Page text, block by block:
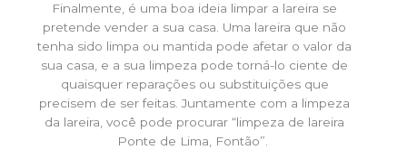
Finalmente, é uma boa ideia limpar a lareira se
pretende vender a sua casa. Uma lareira que não
tenha sido limpa ou mantida pode afetar o valor da
sua casa, e a sua limpeza pode torná-lo ciente de
quaisquer reparações ou substituições que
precisem de ser feitas. Juntamente com a limpeza
da lareira, você pode procurar “limpeza de lareira
Ponte de Lima, Fontão”.